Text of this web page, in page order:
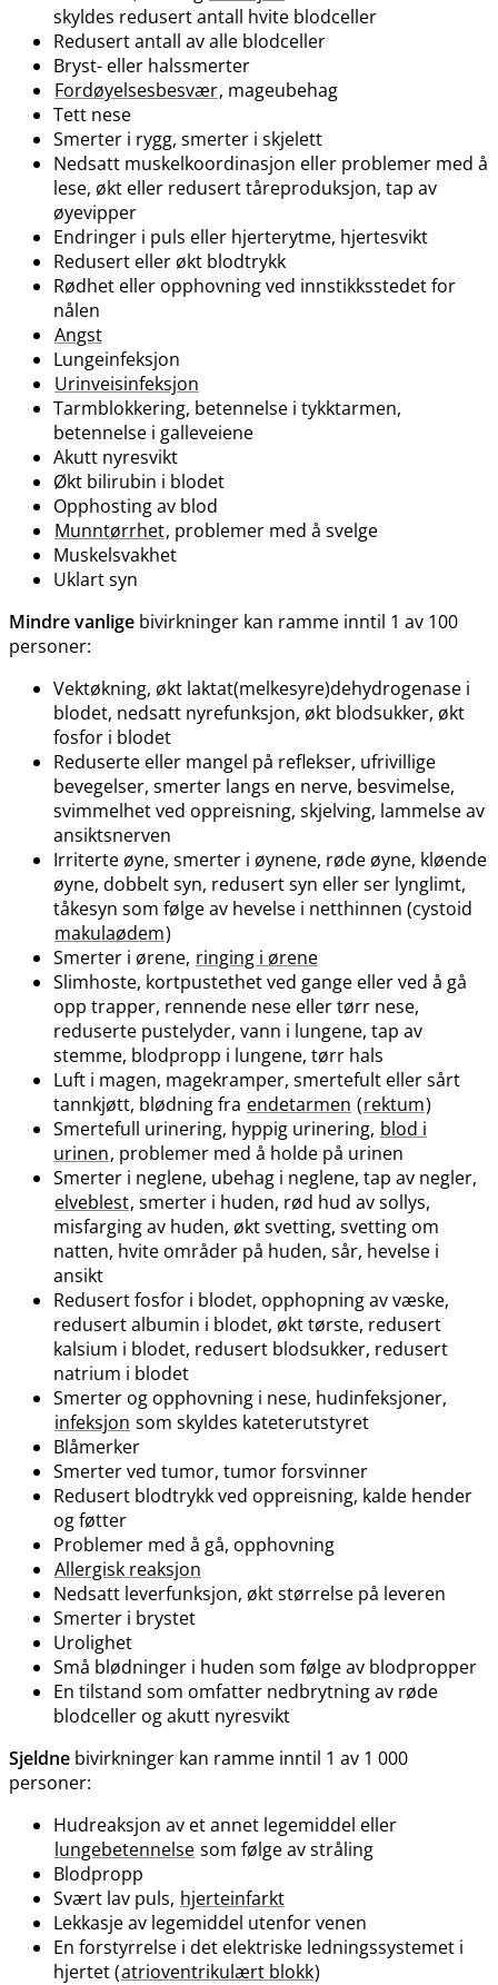
skyldes redusert antall hvite blodceller
Redusert antall av alle blodceller
Bryst- eller halssmerter
Fordøyelsesbesvær, mageubehag
Tett nese
Smerter i rygg, smerter i skjelett
Nedsatt muskelkoordinasjon eller problemer med å
lese, økt eller redusert tåreproduksjon, tap av
øyevipper
Endringer i puls eller hjerterytme, hjertesvikt
Redusert eller økt blodtrykk
Rødhet eller opphovning ved innstikksstedet for
nålen
Angst
Lungeinfeksjon
Urinveisinfeksjon
Tarmblokkering, betennelse i tykktarmen,
betennelse i galleveiene
Akutt nyresvikt
Økt bilirubin i blodet
Opphosting av blod
Munntørrhet, problemer med å svelge
Muskelsvakhet
Uklart syn
Mindre vanlige bivirkninger kan ramme inntil 1 av 100
personer:
Vektøkning, økt laktat(melkesyre)dehydrogenase i
blodet, nedsatt nyrefunksjon, økt blodsukker, økt
fosfor i blodet
Reduserte eller mangel på reflekser, ufrivillige
bevegelser, smerter langs en nerve, besvimelse,
svimmelhet ved oppreisning, skjelving, lammelse av
ansiktsnerven
Irriterte øyne, smerter i øynene, røde øyne, kløende
øyne, dobbelt syn, redusert syn eller ser lynglimt,
tåkesyn som følge av hevelse i netthinnen (cystoid
makulaødem)
Smerter i ørene, ringing i ørene
Slimhoste, kortpustethet ved gange eller ved å gå
opp trapper, rennende nese eller tørr nese,
reduserte pustelyder, vann i lungene, tap av
stemme, blodpropp i lungene, tørr hals
Luft i magen, magekramper, smertefult eller sårt
tannkjøtt, blødning fra endetarmen (rektum)
Smertefull urinering, hyppig urinering, blod i
urinen, problemer med å holde på urinen
Smerter i neglene, ubehag i neglene, tap av negler,
elveblest, smerter i huden, rød hud av sollys,
misfarging av huden, økt svetting, svetting om
natten, hvite områder på huden, sår, hevelse i
ansikt
Redusert fosfor i blodet, opphopning av væske,
redusert albumin i blodet, økt tørste, redusert
kalsium i blodet, redusert blodsukker, redusert
natrium i blodet
Smerter og opphovning i nese, hudinfeksjoner,
infeksjon som skyldes kateterutstyret
Blåmerker
Smerter ved tumor, tumor forsvinner
Redusert blodtrykk ved oppreisning, kalde hender
og føtter
Problemer med å gå, opphovning
Allergisk reaksjon
Nedsatt leverfunksjon, økt størrelse på leveren
Smerter i brystet
Urolighet
Små blødninger i huden som følge av blodpropper
En tilstand som omfatter nedbrytning av røde
blodceller og akutt nyresvikt
Sjeldne bivirkninger kan ramme inntil 1 av 1 000
personer:
Hudreaksjon av et annet legemiddel eller
lungebetennelse som følge av stråling
Blodpropp
Svært lav puls, hjerteinfarkt
Lekkasje av legemiddel utenfor venen
En forstyrrelse i det elektriske ledningssystemet i
hjertet (atrioventrikulært blokk)